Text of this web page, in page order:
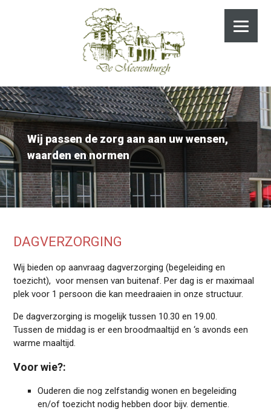
Wij passen de zorg aan aan uw wensen,
waarden en normen
DAGVERZORGING
Wij bieden op aanvraag dagverzorging (begeleiding en
toezicht), voor mensen van buitenaf. Per dag is er maximaal
plek voor 1 persoon die kan meedraaien in onze structuur.
De dagverzorging is mogelijk tussen 10.30 en 19.00.
Tussen de middag is er een broodmaaltijd en ‘s avonds een
warme maaltijd.
Voor wie?:
Ouderen die nog zelfstandig wonen en begeleiding
en/of toezicht nodig hebben door bijv. dementie.